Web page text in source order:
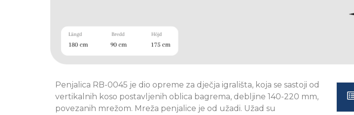
Penjalica RB-0045 je dio opreme za dječja igrališta, koja se sastoji od
vertikalnih koso postavljenih oblica bagrema, debljine 140-220 mm,
povezanih mrežom. Mreža penjalice je od užadi. Užad su